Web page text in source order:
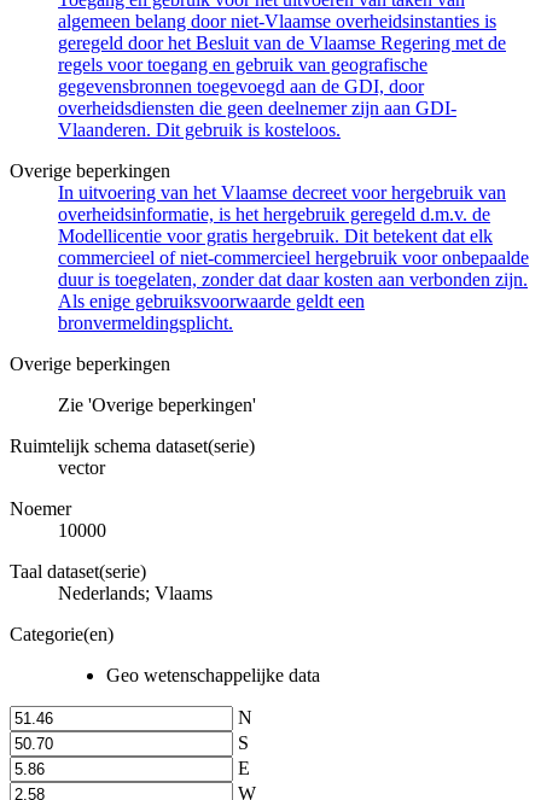
algemeen belang door niet-Vlaamse overheidsinstanties is
geregeld door het Besluit van de Vlaamse Regering met de
regels voor toegang en gebruik van geografische
gegevensbronnen toegevoegd aan de GDI, door
overheidsdiensten die geen deelnemer zijn aan GDI-
Vlaanderen. Dit gebruik is kosteloos.
Overige beperkingen
In uitvoering van het Vlaamse decreet voor hergebruik van
overheidsinformatie, is het hergebruik geregeld d.m.v. de
Modellicentie voor gratis hergebruik. Dit betekent dat elk
commercieel of niet-commercieel hergebruik voor onbepaalde
duur is toegelaten, zonder dat daar kosten aan verbonden zijn.
Als enige gebruiksvoorwaarde geldt een
bronvermeldingsplicht.
Overige beperkingen
Zie 'Overige beperkingen'
Ruimtelijk schema dataset(serie)
vector
Noemer
10000
Taal dataset(serie)
Nederlands; Vlaams
Categorie(en)
Geo wetenschappelijke data
N
S
E
W